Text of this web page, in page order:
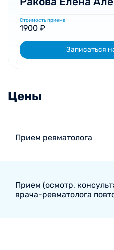
Стоимость приема
1900 ₽
Записаться
Цены
Прием ревматолога
Прием (осмотр,
врача-ревматолога